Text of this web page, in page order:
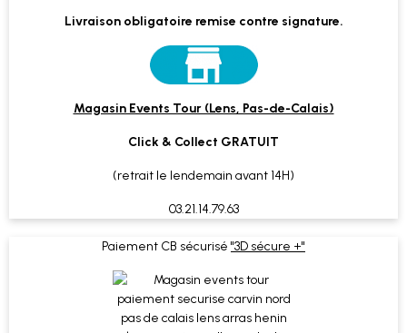
Livraison obligatoire remise contre signature.
Magasin Events Tour (Lens, Pas-de-Calais)
Click & Collect GRATUIT
(retrait le lendemain avant 14H)
03.21.14.79.63
Paiement CB sécurisé "3D sécure +"